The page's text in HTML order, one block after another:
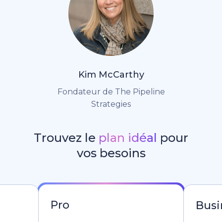
Kim McCarthy
Fondateur de The Pipeline
Strategies
Trouvez le plan idéal pour
vos besoins
Pro